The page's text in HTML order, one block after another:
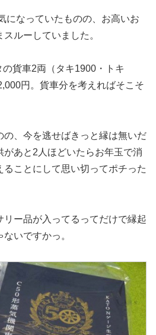
になっていたものの、お高いお
ルーしていました。
貨車2両（タキ1900・トキ
円。貨車分を考えればそこそ
の、今を逃せばきっと縁は無いだ
があと2人ほどいたらお年玉で消
ことにして思い切ってポチった
リー品が入ってるってだけで縁起
いですかっ。